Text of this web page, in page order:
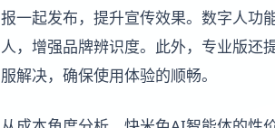
报一起发布，提升宣传效果。数字人功
人，增强品牌辨识度。此外，专业版还
服解决，确保使用体验的顺畅。